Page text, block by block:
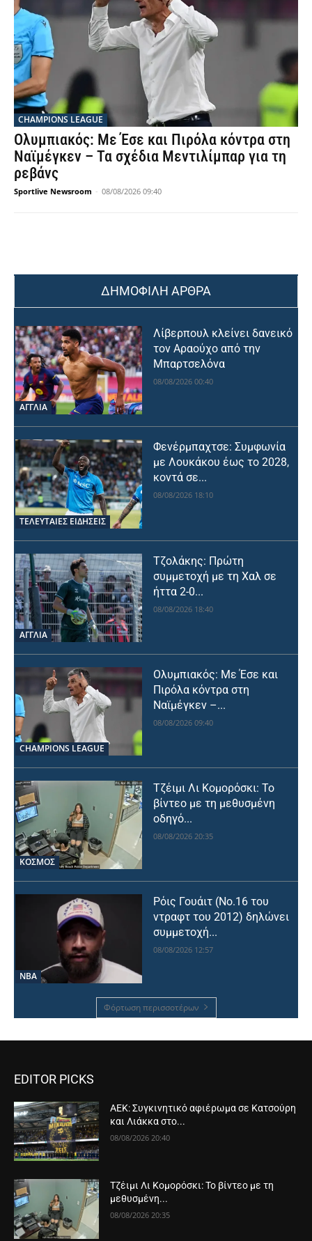
CHAMPIONS LEAGUE
Ολυμπιακός: Με Έσε και Πιρόλα κόντρα στη
Ναϊμέγκεν – Τα σχέδια Μεντιλίμπαρ για τη
ρεβάνς
Sportlive Newsroom - 08/08/2026 09:40
ΔΗΜΟΦΙΛΗ ΑΡΘΡΑ
ΑΓΓΛΙΑ
Λίβερπουλ κλείνει δανεικό
τον Αραούχο από την
Μπαρτσελόνα
08/08/2026 00:40
ΤΕΛΕΥΤΑΙΕΣ ΕΙΔΗΣΕΙΣ
Φενέρμπαχτσε: Συμφωνία
με Λουκάκου έως το 2028,
κοντά σε...
08/08/2026 18:10
ΑΓΓΛΙΑ
Τζολάκης: Πρώτη
συμμετοχή με τη Χαλ σε
ήττα 2-0...
08/08/2026 18:40
CHAMPIONS LEAGUE
Ολυμπιακός: Με Έσε και
Πιρόλα κόντρα στη
Ναϊμέγκεν –...
08/08/2026 09:40
ΚΟΣΜΟΣ
Τζέιμι Λι Κομορόσκι: Το
βίντεο με τη μεθυσμένη
οδηγό...
08/08/2026 20:35
NBA
Ρόις Γουάιτ (Νο.16 του
ντραφτ του 2012) δηλώνει
συμμετοχή...
08/08/2026 12:57
Φόρτωση περισσοτέρων
EDITOR PICKS
ΑΕΚ: Συγκινητικό αφιέρωμα σε Κατσούρη
και Λιάκκα στο...
08/08/2026 20:40
Τζέιμι Λι Κομορόσκι: Το βίντεο με τη
μεθυσμένη...
08/08/2026 20:35